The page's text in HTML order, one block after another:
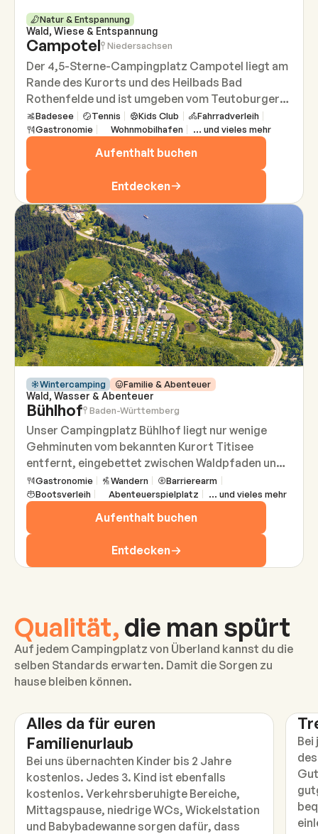
Wald, Wiese & Entspannung
Natur & Entspannung
Campotel Niedersachsen
Der 4,5-Sterne-Campingplatz Campotel liegt am
Rande des Kurorts und des Heilbads Bad
Rothenfelde und ist umgeben vom Teutoburger
Wald, dort wo Waldwege, Salzluft und
Kuratmosphäre zusammenkommen. Auf rund
vierzehn Hektar beginnt Erholung schon beim
Ankommen und jeder Tag fühlt sich ein Stück
Badesee Tennis Kids Club
Fahrradverleih
Gastronomie
Wohnmobilhafen ... und vieles mehr
Aufenthalt buchen
Entdecken
Wald, Wasser & Abenteuer
Wintercamping Familie & Abenteuer
Bühlhof Baden-Württemberg
Unser Campingplatz Bühlhof liegt nur wenige
Gehminuten vom bekannten Kurort Titisee
entfernt, eingebettet zwischen Waldpfaden und
dem funkelnden Bergsee im Herzen des
Hochschwarzwalds. Die Nähe zum Wasser und die
Stille der Natur schaffen eine Atmosphäre, in der
man sofort durchatmet. Kinder entdecken kleine
Abenteuer im Grünen, Erwachsene genießen
Freiheit und Leichtigkeit. Ein Ort, an den man gern
Gastronomie Wandern
Barrierearm
Bootsverleih
Abenteuerspielplatz ... und vieles mehr
Aufenthalt buchen
Entdecken
Qualität, die man spürt
Auf jedem Campingplatz von Überland kannst du die
selben Standards erwarten. Damit die Sorgen zu
hause bleiben können.
Alles da für euren
Familienurlaub
Bei uns übernachten Kinder bis 2 Jahre
kostenlos. Jedes 3. Kind ist ebenfalls
kostenlos. Verkehrsberuhigte Bereiche,
Mittagspause, niedrige WCs, Wickelstation
und Babybadewanne sorgen dafür, dass